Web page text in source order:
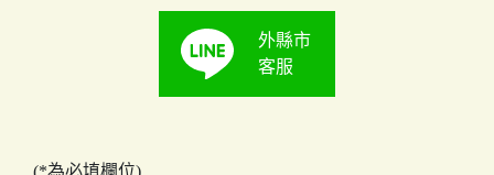
外縣市
客服
(*為必填欄位)